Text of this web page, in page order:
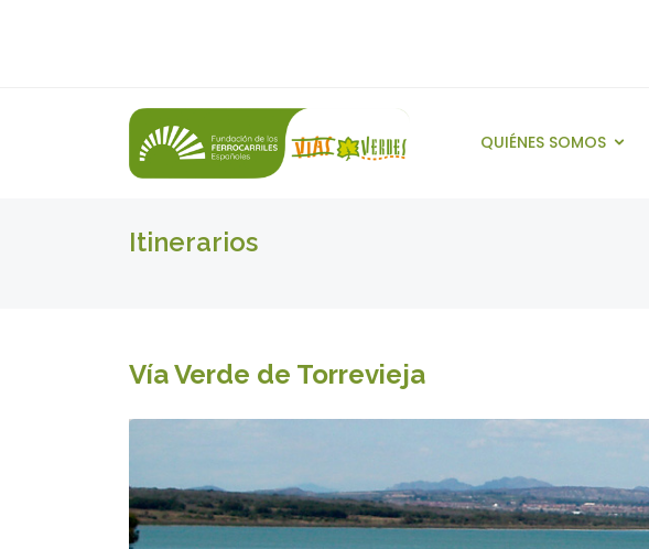
QUIÉNES SOMOS
Itinerarios
Vía Verde de Torrevieja